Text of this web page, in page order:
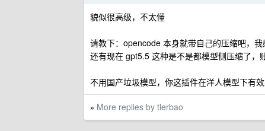
貌似很高级，不太懂
请教下：opencode 本身就带自己的压缩吧，我
还有现在 gpt5.5 这种是不是都模型侧压缩了，
不用国产垃圾模型，你这插件在洋人模型下有效
» More replies by tlerbao